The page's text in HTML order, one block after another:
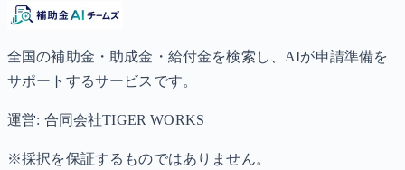
全国の補助金・助成金・給付金を検索し、AIが申請準備を
サポートするサービスです。
運営: 合同会社TIGER WORKS
※採択を保証するものではありません。